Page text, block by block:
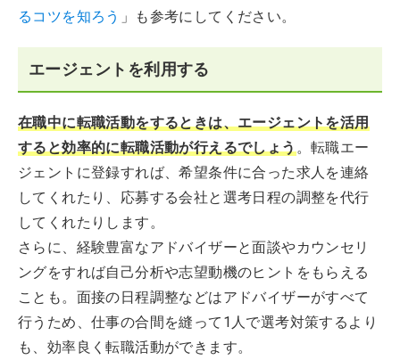
るコツを知ろう 」も参考にしてください。
エージェントを利用する
在職中に転職活動をするときは、エージェントを活用
すると効率的に転職活動が行えるでしょう。転職エー
ジェントに登録すれば、希望条件に合った求人を連絡
してくれたり、応募する会社と選考日程の調整を代行
してくれたりします。
さらに、経験豊富なアドバイザーと面談やカウンセリ
ングをすれば自己分析や志望動機のヒントをもらえる
ことも。面接の日程調整などはアドバイザーがすべて
行うため、仕事の合間を縫って1人で選考対策するより
も、効率良く転職活動ができます。